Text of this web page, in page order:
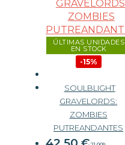
ÚLTIMAS UNIDADES
EN STOCK
-15%
SOULBLIGHT
GRAVELORDS:
ZOMBIES
PUTREANDANTES
50 €